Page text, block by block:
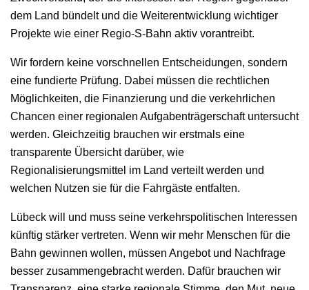
dem Land bündelt und die Weiterentwicklung wichtiger
Projekte wie einer Regio-S-Bahn aktiv vorantreibt.
Wir fordern keine vorschnellen Entscheidungen, sondern
eine fundierte Prüfung. Dabei müssen die rechtlichen
Möglichkeiten, die Finanzierung und die verkehrlichen
Chancen einer regionalen Aufgabenträgerschaft untersucht
werden. Gleichzeitig brauchen wir erstmals eine
transparente Übersicht darüber, wie
Regionalisierungsmittel im Land verteilt werden und
welchen Nutzen sie für die Fahrgäste entfalten.
Lübeck will und muss seine verkehrspolitischen Interessen
künftig stärker vertreten. Wenn wir mehr Menschen für die
Bahn gewinnen wollen, müssen Angebot und Nachfrage
besser zusammengebracht werden. Dafür brauchen wir